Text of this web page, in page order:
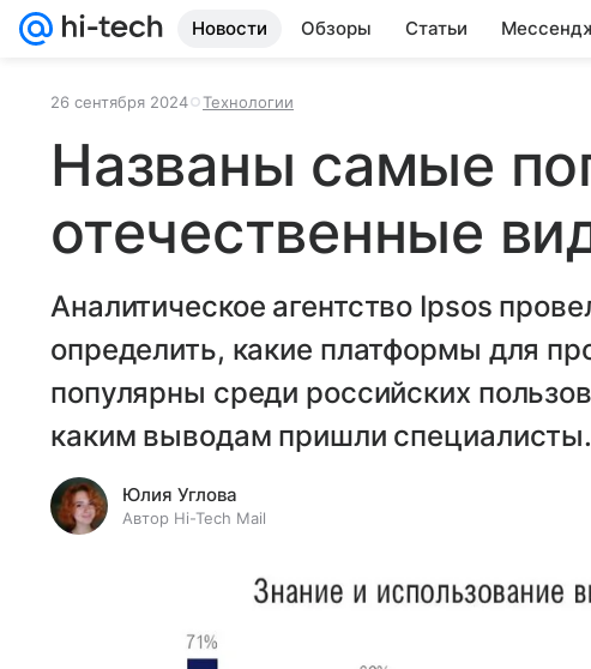
Новости Обзоры Статьи
26 сентября 2024 Технологии
Названы самые
отечественные
Аналитическое агентство Ipsos
определить, какие платформы для
популярны среди российских
каким выводам пришли специалисты.
Юлия Углова
Автор Hi-Tech Mail